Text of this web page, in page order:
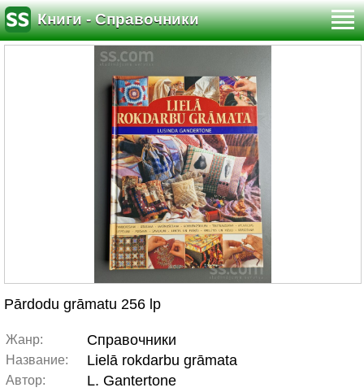
Книги - Справочники
Pārdodu grāmatu 256 lp
Жанр: Справочники
Название: Lielā rokdarbu grāmata
Автор: L. Gantertone